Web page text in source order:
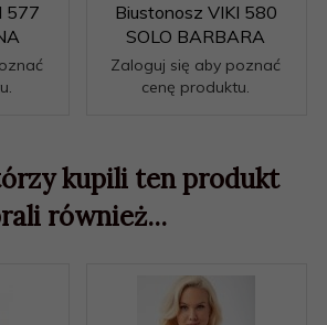
577
Biustonosz VIKI 580
SOLO BARBARA
Zaloguj się aby poznać
cenę produktu.
kupili ten produkt
również...